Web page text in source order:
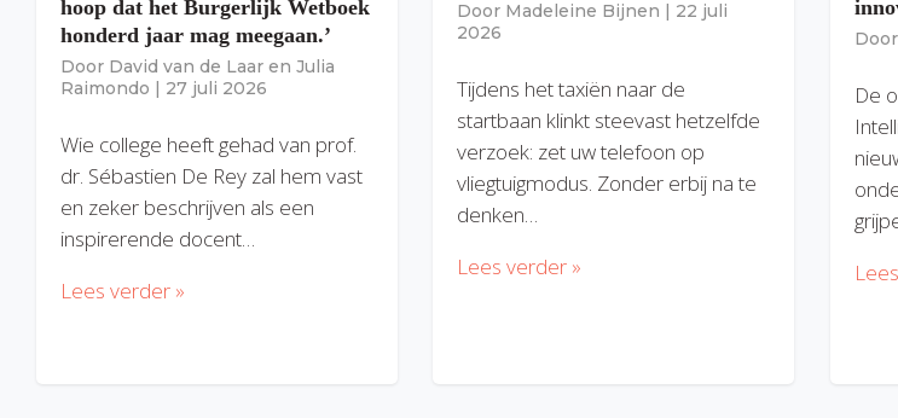
hoop dat het Burgerlijk Wetboek
honderd jaar mag meegaan.’
Door David van de Laar en Julia
Raimondo | 27 juli 2026
Wie college heeft gehad van prof.
dr. Sébastien De Rey zal hem vast
en zeker beschrijven als een
inspirerende docent…
Lees verder »
Door Madeleine Bijnen | 22 juli
2026
Tijdens het taxiën naar de
startbaan klinkt steevast hetzelfde
verzoek: zet uw telefoon op
vliegtuigmodus. Zonder erbij na te
denken…
Lees verder »
Door
De